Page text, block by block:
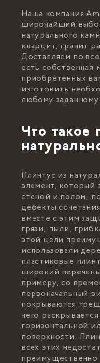
Наша компания
широчайший
натурального
кварцит, гранит
Доставляем по
есть собственная
приобретенных
изготовить
любому заданному
Что такое
Плинтус из
элемент, который
стеной и полом,
дефекты
вместе с этим
грязи, пыли,
этой цели
использовали
пластиковые
широкий
примеру, со
первоначальный
покрываются
чего
горизонтальной
поверхности.
всех этих
преимущественно